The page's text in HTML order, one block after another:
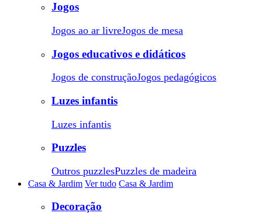
Jogos
Jogos ao ar livreJogos de mesa
Jogos educativos e didáticos
Jogos de construçãoJogos pedagógicos
Luzes infantis
Luzes infantis
Puzzles
Outros puzzlesPuzzles de madeira
Casa & Jardim Ver tudo Casa & Jardim
Decoração